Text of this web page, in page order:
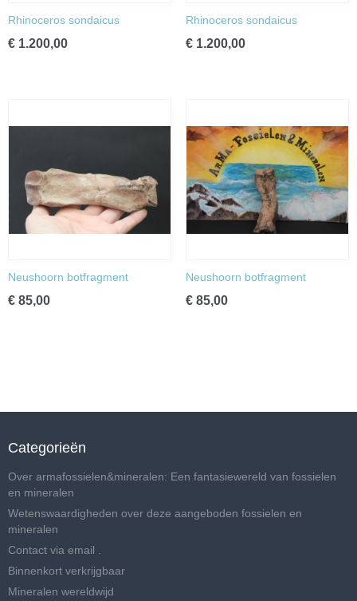
Rhinoceros sondaicus
€ 1.200,00
Rhinoceros sondaicus
€ 1.200,00
Neushoorn botfragment
€ 85,00
Neushoorn botfragment
€ 85,00
Categorieën
Over armafossielen&mineralen: Een fantasiewereld van fossielen
en mineralen
Wetenswaardigheden over deze aangeboden fossielen en
mineralen
Contact via email .
Binnenkort verkrijgbaar
Mineralen wereldwijd